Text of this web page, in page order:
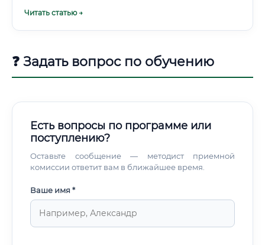
эту специальность, является уровень дохода.
место. Это превентивный, а не реактивный подход к
Читать статью →
❓ Задать вопрос по обучению
Есть вопросы по программе или
поступлению?
Оставьте сообщение — методист приемной
комиссии ответит вам в ближайшее время.
Ваше имя *